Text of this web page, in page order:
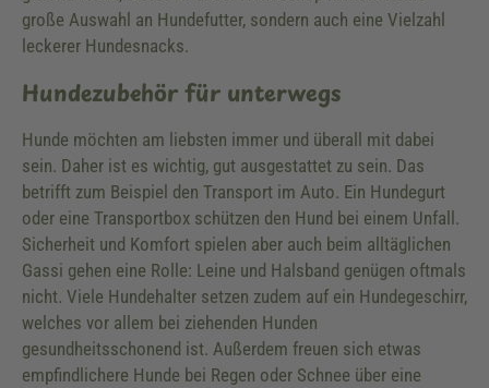
große Auswahl an Hundefutter, sondern auch eine Vielzahl
leckerer Hundesnacks.
Hundezubehör für unterwegs
Hunde möchten am liebsten immer und überall mit dabei
sein. Daher ist es wichtig, gut ausgestattet zu sein. Das
betrifft zum Beispiel den Transport im Auto. Ein Hundegurt
oder eine Transportbox schützen den Hund bei einem Unfall.
Sicherheit und Komfort spielen aber auch beim alltäglichen
Gassi gehen eine Rolle: Leine und Halsband genügen oftmals
nicht. Viele Hundehalter setzen zudem auf ein Hundegeschirr,
welches vor allem bei ziehenden Hunden
gesundheitsschonend ist. Außerdem freuen sich etwas
empfindlichere Hunde bei Regen oder Schnee über eine